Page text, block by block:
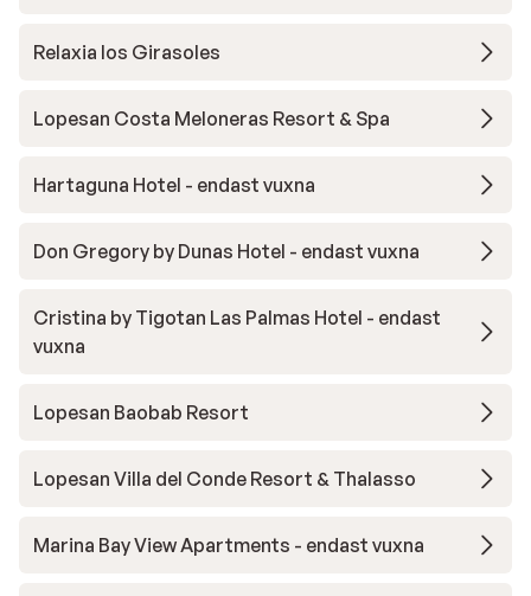
Relaxia los Girasoles
Lopesan Costa Meloneras Resort & Spa
Hartaguna Hotel - endast vuxna
Don Gregory by Dunas Hotel - endast vuxna
Cristina by Tigotan Las Palmas Hotel - endast
vuxna
Lopesan Baobab Resort
Lopesan Villa del Conde Resort & Thalasso
Marina Bay View Apartments - endast vuxna